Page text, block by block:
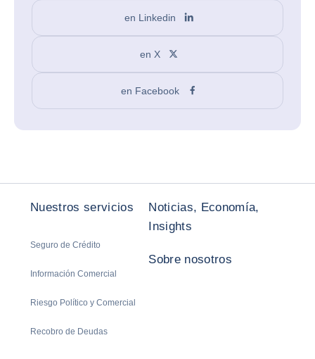
en Linkedin
en X
en Facebook
Nuestros servicios
Seguro de Crédito
Información Comercial
Riesgo Político y Comercial
Recobro de Deudas
Noticias, Economía,
Insights
Sobre nosotros